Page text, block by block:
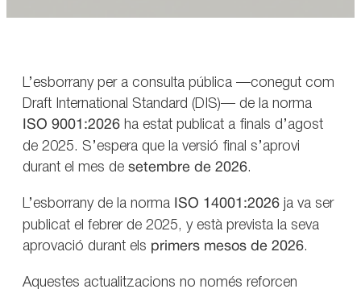
L’esborrany per a consulta pública —conegut com
Draft International Standard (DIS)— de la norma
ISO 9001:2026 ha estat publicat a finals d’agost
de 2025. S’espera que la versió final s’aprovi
durant el mes de setembre de 2026.
L’esborrany de la norma ISO 14001:2026 ja va ser
publicat el febrer de 2025, y està prevista la seva
aprovació durant els primers mesos de 2026.
Aquestes actualitzacions no només reforcen